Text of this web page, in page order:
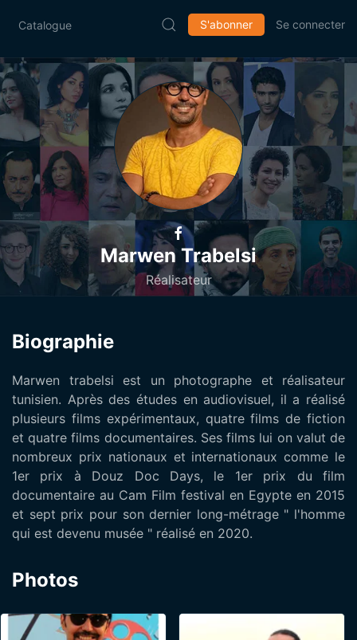
Catalogue S'abonner Se connecter
Marwen Trabelsi
Réalisateur
Biographie
Marwen trabelsi est un photographe et réalisateur
tunisien. Après des études en audiovisuel, il a réalisé
plusieurs films expérimentaux, quatre films de fiction
et quatre films documentaires. Ses films lui on valut de
nombreux prix nationaux et internationaux comme le
1er prix à Douz Doc Days, le 1er prix du film
documentaire au Cam Film festival en Egypte en 2015
et sept prix pour son dernier long-métrage " l'homme
qui est devenu musée " réalisé en 2020.
Photos